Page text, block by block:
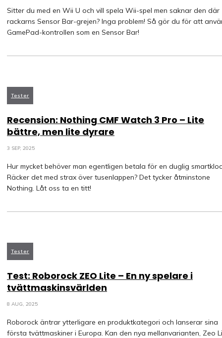
Sitter du med en Wii U och vill spela Wii-spel men saknar den där
rackarns Sensor Bar-grejen? Inga problem! Så gör du för att
GamePad-kontrollen som en Sensor Bar!
Tester
Recension: Nothing CMF Watch 3 Pro – Lite
bättre, men lite dyrare
3 SEP, 2025
Hur mycket behöver man egentligen betala för en duglig
Räcker det med strax över tusenlappen? Det tycker åtminstone
Nothing. Låt oss ta en titt!
Tester
Test: Roborock ZEO Lite – En ny spelare i
tvättmaskinsvärlden
8 AUG, 2025
Roborock äntrar ytterligare en produktkategori och lanserar sina
första tvättmaskiner i Europa. Kan den nya mellanvarianten, Zeo